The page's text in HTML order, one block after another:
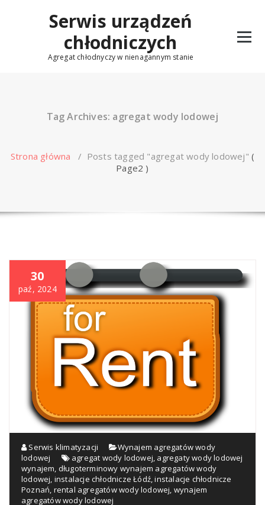
Serwis urządzeń
chłodniczych
Agregat chłodnyczy w nienagannym stanie
Tag Archives: agregat wody lodowej
Strona główna / Posts tagged "agregat wody lodowej" (
Page2 )
30
paź, 2024
Serwis klimatyzacji
Wynajem agregatów wody
lodowej
agregat wody lodowej agregaty wody lodowej
wynajem długoterminowy wynajem agregatów wody
lodowej instalacje chłodnicze Łódź ,instalacje chłodnicze
Poznań rental agregatów wody lodowej wynajem
agregatów wody lodowej